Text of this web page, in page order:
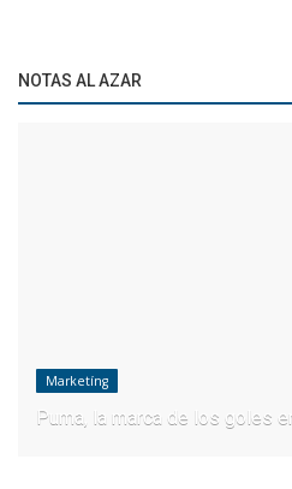
NOTAS AL AZAR
Marketíng
Puma, la marca de los goles